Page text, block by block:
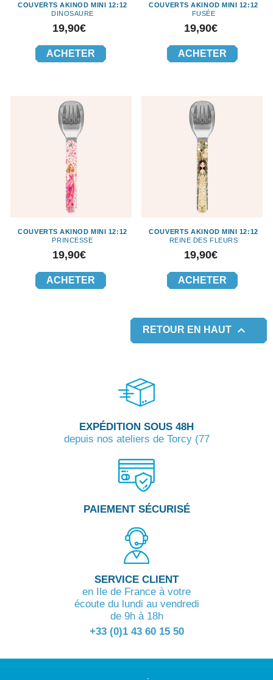
COUVERTS AKINOD MINI 12:12
DINOSAURE
Prix
19,90€
ACHETER
COUVERTS AKINOD MINI 12:12
FUSÉE
Prix
19,90€
ACHETER
COUVERTS AKINOD MINI 12:12
PRINCESSE
Prix
19,90€
ACHETER
COUVERTS AKINOD MINI 12:12
REINE DES FLEURS
Prix
19,90€
ACHETER
RETOUR EN HAUT 
EXPÉDITION SOUS 48H
depuis nos ateliers de Torcy (77
PAIEMENT SÉCURISÉ
SERVICE CLIENT
en Ile de France à votre
écoute du lundi au vendredi
de 9h à 18h
+33 (0)1 43 60 15 50